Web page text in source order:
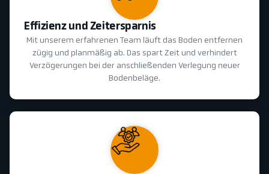
Effizienz und Zeitersparnis
Mit unserem erfahrenen Team läuft das Boden entfernen
zügig und planmäßig ab. Das spart Zeit und verhindert
Verzögerungen bei der anschließenden Verlegung neuer
Bodenbeläge.